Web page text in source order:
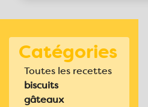
Catégories
Toutes les recettes
biscuits
gâteaux